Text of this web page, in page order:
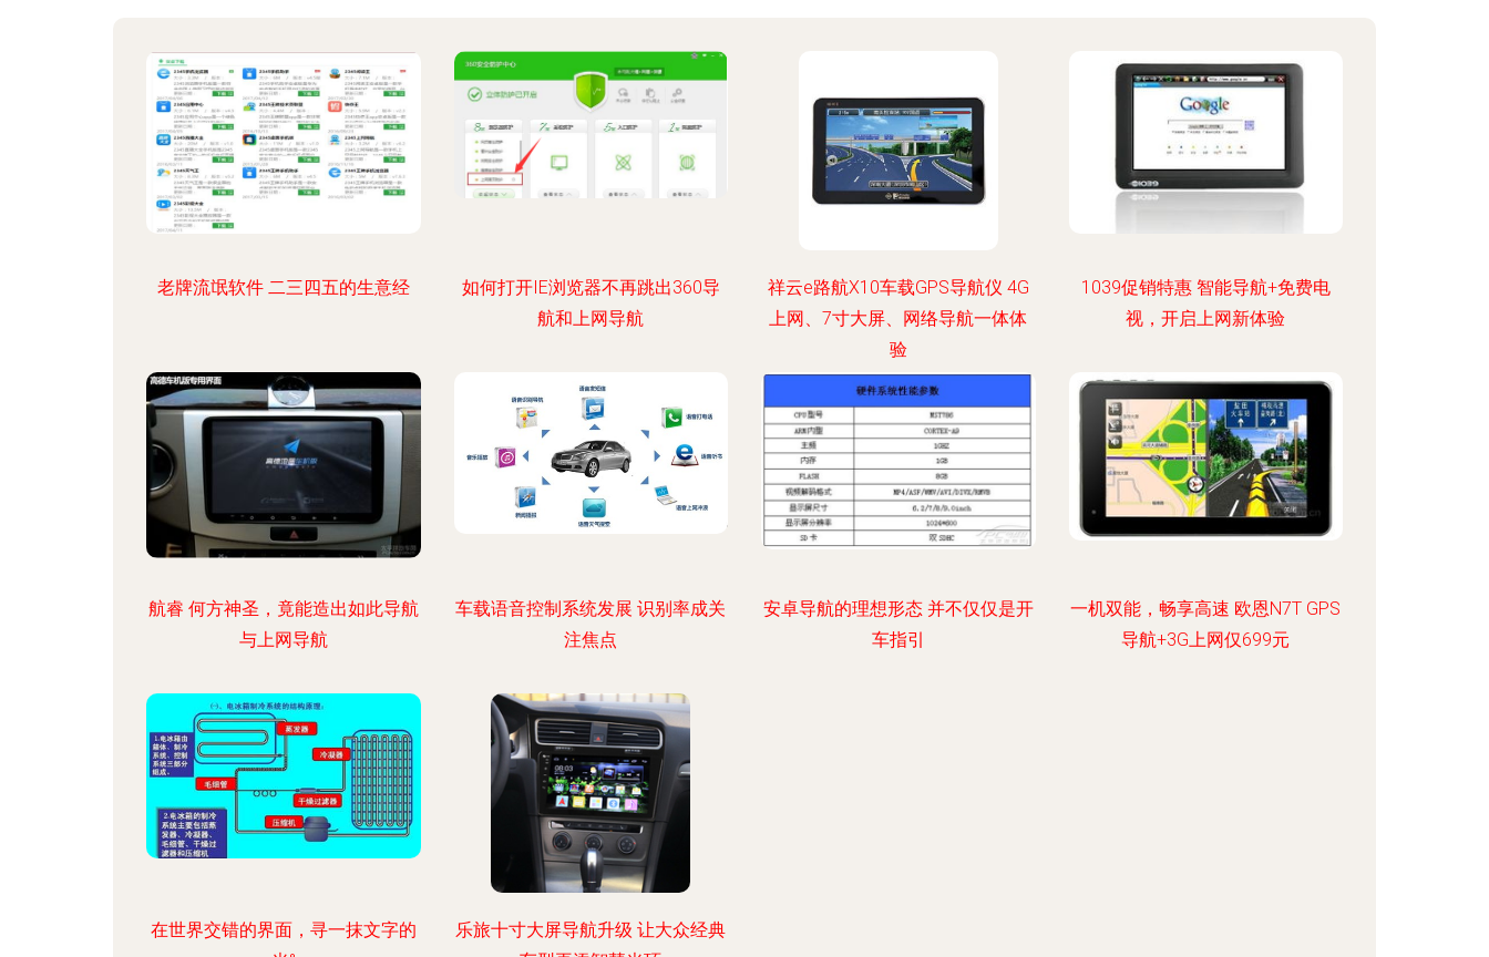
老牌流氓软件 二三四五的生意经
如何打开IE浏览器不再跳出360导
航和上网导航
祥云e路航X10车载GPS导航仪 4G
上网、7寸大屏、网络导航一体体
验
1039促销特惠 智能导航+免费电
视，开启上网新体验
航睿 何方神圣，竟能造出如此导航
与上网导航
车载语音控制系统发展 识别率成关
注焦点
安卓导航的理想形态 并不仅仅是开
车指引
一机双能，畅享高速 欧恩N7T GPS
导航+3G上网仅699元
在世界交错的界面，寻一抹文字的
乐旅十寸大屏导航升级 让大众经典